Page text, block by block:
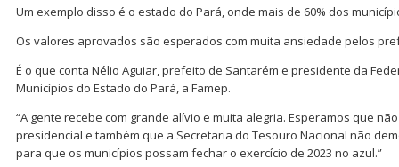
Um exemplo disso é o estado do Pará, onde mais de 60% dos
Os valores aprovados são esperados com muita ansiedade pelos
É o que conta Nélio Aguiar, prefeito de Santarém e presidente da
Municípios do Estado do Pará, a Famep.
“A gente recebe com grande alívio e muita alegria. Esperamos que
presidencial e também que a Secretaria do Tesouro Nacional não
para que os municípios possam fechar o exercício de 2023 no azul.”